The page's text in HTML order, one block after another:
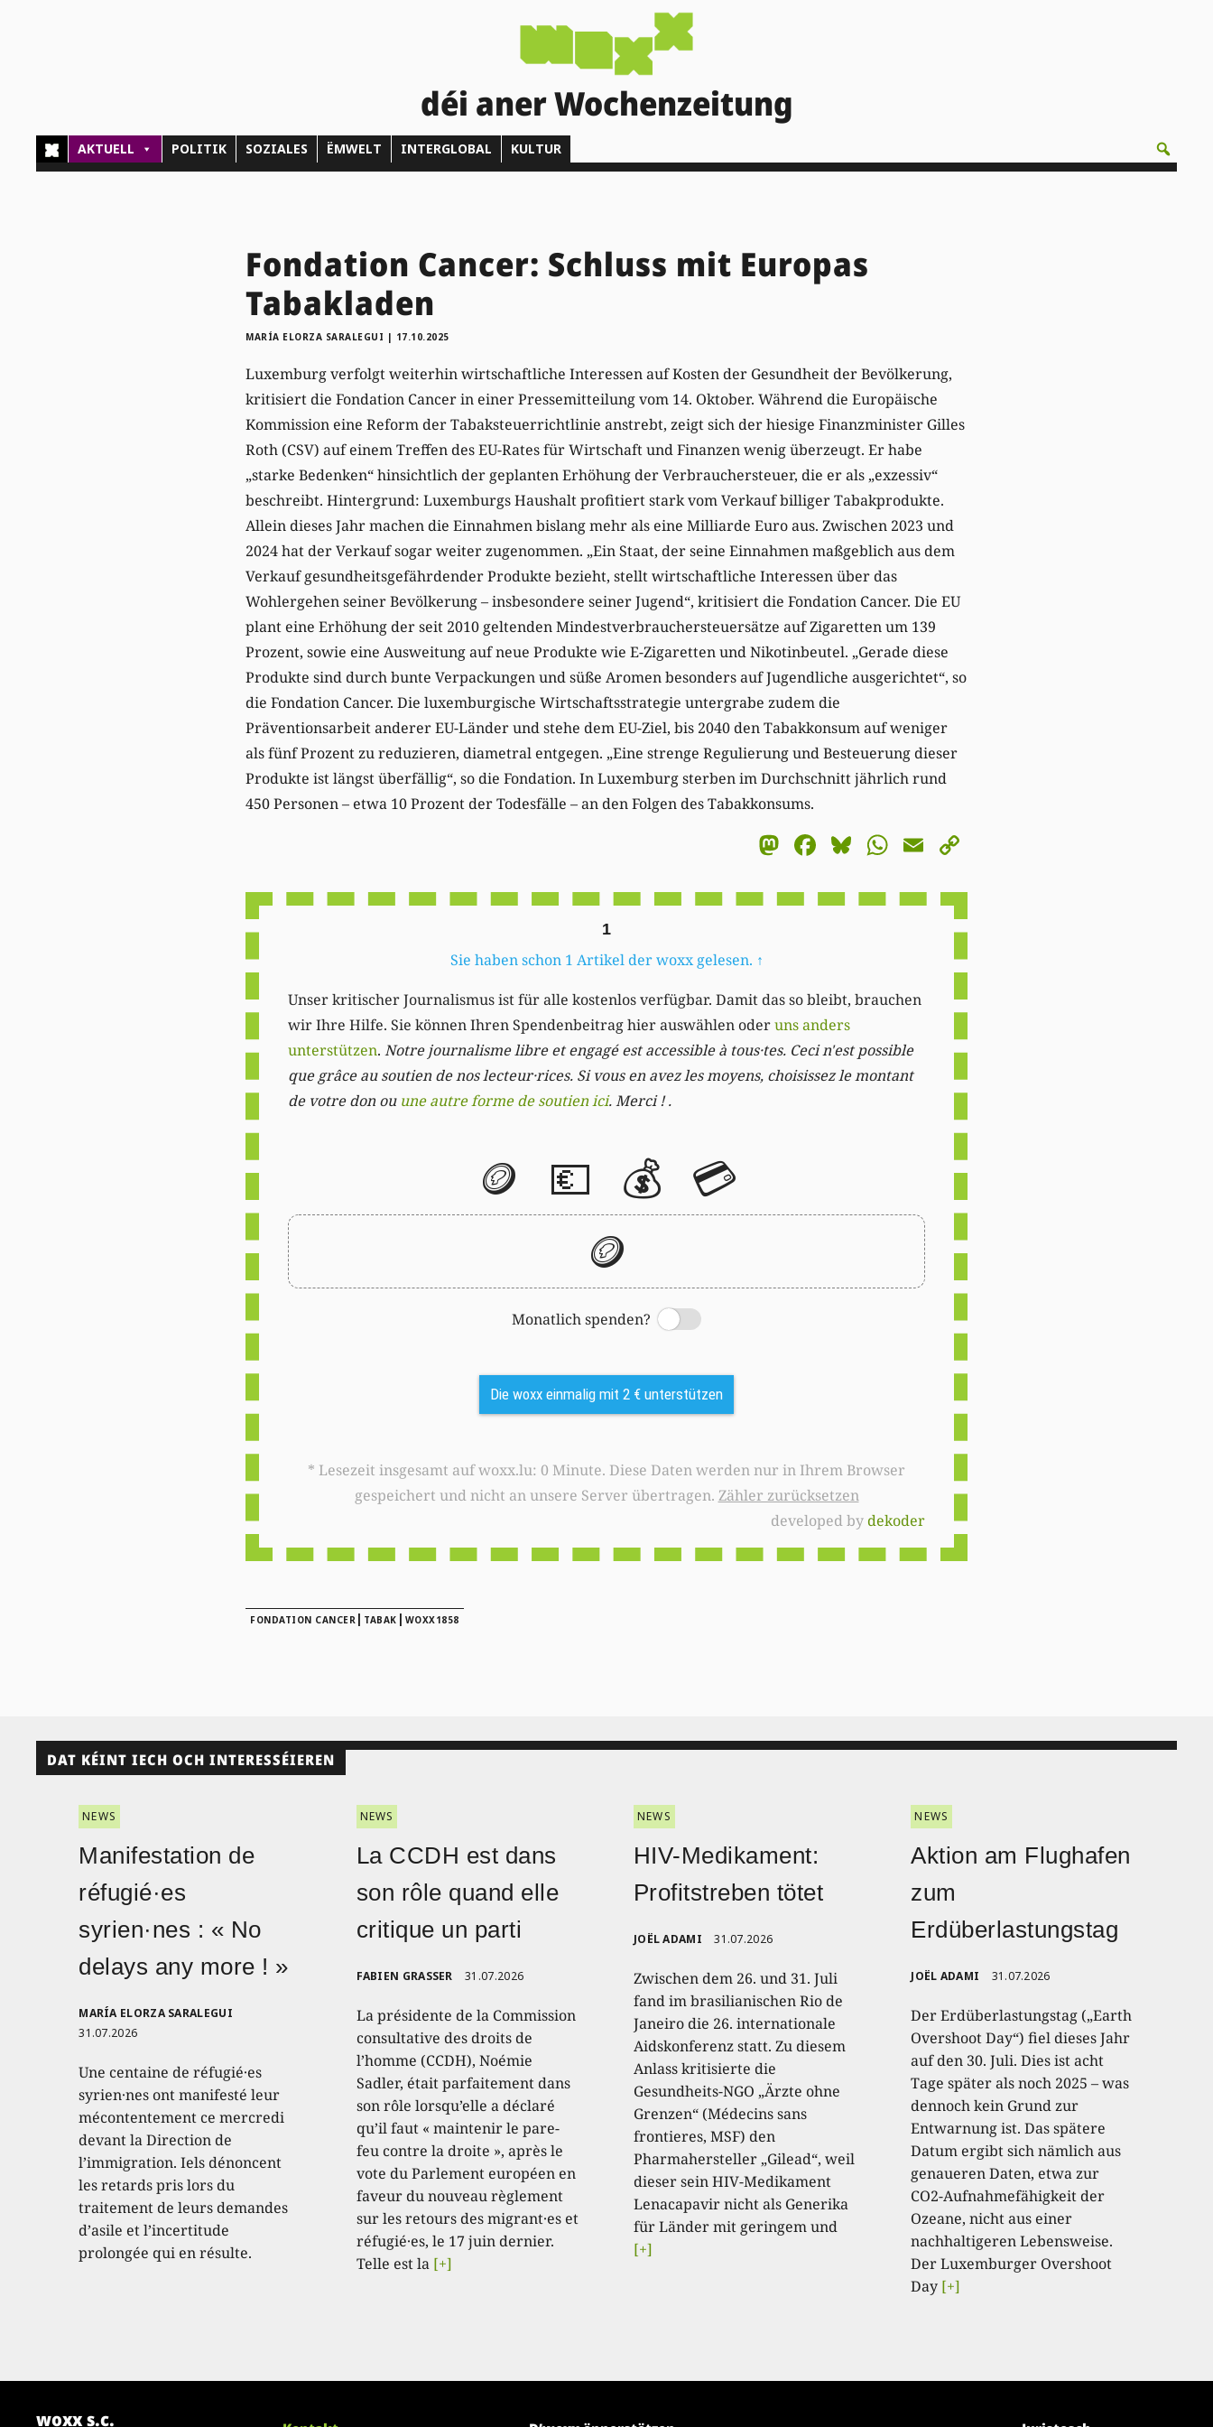
déi aner Wochenzeitung
AKTUELL POLITIK SOZIALES ËMWELT INTERGLOBAL KULTUR
Fondation Cancer: Schluss mit Europas
Tabakladen
MARÍA ELORZA SARALEGUI | 17.10.2025
Luxemburg verfolgt weiterhin wirtschaftliche Interessen auf Kosten der Gesundheit der Bevölkerung,
kritisiert die Fondation Cancer in einer Pressemitteilung vom 14. Oktober. Während die Europäische
Kommission eine Reform der Tabaksteuerrichtlinie anstrebt, zeigt sich der hiesige Finanzminister Gilles
Roth (CSV) auf einem Treffen des EU-Rates für Wirtschaft und Finanzen wenig überzeugt. Er habe
„starke Bedenken“ hinsichtlich der geplanten Erhöhung der Verbrauchersteuer, die er als „exzessiv“
beschreibt. Hintergrund: Luxemburgs Haushalt profitiert stark vom Verkauf billiger Tabakprodukte.
Allein dieses Jahr machen die Einnahmen bislang mehr als eine Milliarde Euro aus. Zwischen 2023 und
2024 hat der Verkauf sogar weiter zugenommen. „Ein Staat, der seine Einnahmen maßgeblich aus dem
Verkauf gesundheitsgefährdender Produkte bezieht, stellt wirtschaftliche Interessen über das
Wohlergehen seiner Bevölkerung – insbesondere seiner Jugend“, kritisiert die Fondation Cancer. Die EU
plant eine Erhöhung der seit 2010 geltenden Mindestverbrauchersteuersätze auf Zigaretten um 139
Prozent, sowie eine Ausweitung auf neue Produkte wie E-Zigaretten und Nikotinbeutel. „Gerade diese
Produkte sind durch bunte Verpackungen und süße Aromen besonders auf Jugendliche ausgerichtet“, so
die Fondation Cancer. Die luxemburgische Wirtschaftsstrategie untergrabe zudem die
Präventionsarbeit anderer EU-Länder und stehe dem EU-Ziel, bis 2040 den Tabakkonsum auf weniger
als fünf Prozent zu reduzieren, diametral entgegen. „Eine strenge Regulierung und Besteuerung dieser
Produkte ist längst überfällig“, so die Fondation. In Luxemburg sterben im Durchschnitt jährlich rund
450 Personen – etwa 10 Prozent der Todesfälle – an den Folgen des Tabakkonsums.
Mastodon
Facebook
Bluesky
WhatsApp
Email
1
Sie haben schon 1 Artikel der woxx gelesen. ↑
Unser kritischer Journalismus ist für alle kostenlos verfügbar. Damit das so bleibt, brauchen
wir Ihre Hilfe. Sie können Ihren Spendenbeitrag hier auswählen oderuns anders
unterstützen. Notre journalisme libre et engagé est accessible à tous·tes. Ceci n'est possible
que grâce au soutien de nos lecteur·rices. Si vous en avez les moyens, choisissez le montant
de votre don ou une autre forme de soutien ici. Merci ! .
🪙 💶 💰 💳
🪙
Monatlich spenden?
Switch
Die woxx einmalig mit 2 € unterstützen
* Lesezeit insgesamt auf woxx.lu: 0 Minute. Diese Daten werden nur in Ihrem Browser
gespeichert und nicht an unsere Server übertragen. Zähler zurücksetzen
developed bydekoder
FONDATION CANCER | TABAK | WOXX1858
DAT KÉINT IECH OCH INTERESSÉIEREN
NEWS
Manifestation de
réfugié·es
syrien·nes : « No
delays any more ! »
MARÍA ELORZA SARALEGUI
31.07.2026
Une centaine de réfugié·es
syrien·nes ont manifesté leur
mécontentement ce mercredi
devant la Direction de
l’immigration. Iels dénoncent
les retards pris lors du
traitement de leurs demandes
d’asile et l’incertitude
prolongée qui en résulte.
NEWS
La CCDH est dans
son rôle quand elle
critique un parti
FABIEN GRASSER 31.07.2026
La présidente de la Commission
consultative des droits de
l’homme (CCDH), Noémie
Sadler, était parfaitement dans
son rôle lorsqu’elle a déclaré
qu’il faut « maintenir le pare-
feu contre la droite », après le
vote du Parlement européen en
faveur du nouveau règlement
sur les retours des migrant·es et
réfugié·es, le 17 juin dernier.
Telle est la [+]
NEWS
HIV-Medikament:
Profitstreben tötet
JOËL ADAMI 31.07.2026
Zwischen dem 26. und 31. Juli
fand im brasilianischen Rio de
Janeiro die 26. internationale
Aidskonferenz statt. Zu diesem
Anlass kritisierte die
Gesundheits-NGO „Ärzte ohne
Grenzen“ (Médecins sans
frontieres, MSF) den
Pharmahersteller „Gilead“, weil
dieser sein HIV-Medikament
Lenacapavir nicht als Generika
für Länder mit geringem und
[+]
NEWS
Aktion am Flughafen
zum
Erdüberlastungstag
JOËL ADAMI 31.07.2026
Der Erdüberlastungstag („Earth
Overshoot Day“) fiel dieses Jahr
auf den 30. Juli. Dies ist acht
Tage später als noch 2025 – was
dennoch kein Grund zur
Entwarnung ist. Das spätere
Datum ergibt sich nämlich aus
genaueren Daten, etwa zur
CO2-Aufnahmefähigkeit der
Ozeane, nicht aus einer
nachhaltigeren Lebensweise.
Der Luxemburger Overshoot
Day [+]
woxx s.c.